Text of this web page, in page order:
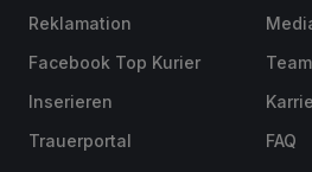
Reklamation
Facebook Top Kurier
Inserieren
Trauerportal
Team
FAQ